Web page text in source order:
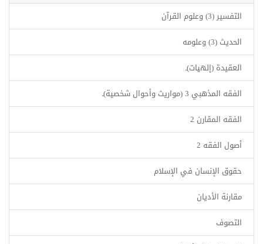
التفسير (3) وعلوم القرآن
الحديث (3) وعلومه
العقيدة (إلهيات)ـ
الفقه المذهبي 3 (مواريث وأحوال شخصية)ـ
الفقه المقارن 2
أصول الفقه 2
حقوق الإنسان في الإسلام
مقارنة الأديان
التصوف